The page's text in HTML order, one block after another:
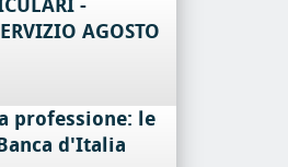
-
AGOSTO
professione: le
d'Italia